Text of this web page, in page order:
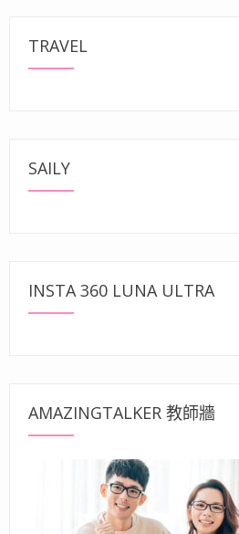
TRAVEL
SAILY
INSTA 360 LUNA ULTRA
AMAZINGTALKER 教師牆